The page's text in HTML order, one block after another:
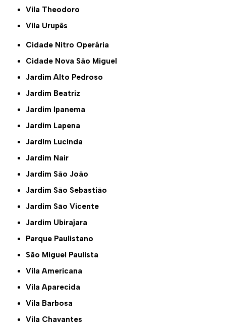
Vila Theodoro
Vila Urupês
Cidade Nitro Operária
Cidade Nova São Miguel
Jardim Alto Pedroso
Jardim Beatriz
Jardim Ipanema
Jardim Lapena
Jardim Lucinda
Jardim Nair
Jardim São João
Jardim São Sebastião
Jardim São Vicente
Jardim Ubirajara
Parque Paulistano
São Miguel Paulista
Vila Americana
Vila Aparecida
Vila Barbosa
Vila Chavantes